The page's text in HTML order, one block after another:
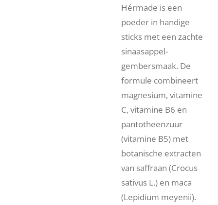
Hérmade is een
poeder in handige
sticks met een zachte
sinaasappel-
gembersmaak. De
formule combineert
magnesium, vitamine
C, vitamine B6 en
pantotheenzuur
(vitamine B5) met
botanische extracten
van saffraan (Crocus
sativus L.) en maca
(Lepidium meyenii).